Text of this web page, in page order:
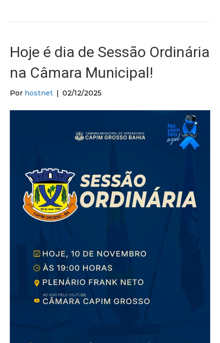
Hoje é dia de Sessão Ordinária
na Câmara Municipal!
Por hostnet | 02/12/2025